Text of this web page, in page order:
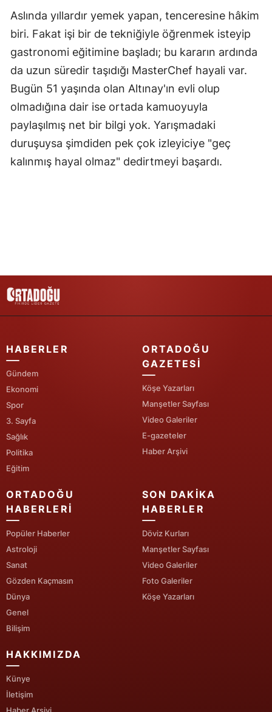
Tekirdağ
Tokat
Trabzon
Tunceli
Şanlıurfa
Uşak
Van
Kırıkkale
Şırnak
Bartın
Ardahan
Iğdır
Karabük
Kilis
Osmaniye
Düzce
Aslında yıllardır yemek yapan, tenceresine hâkim
biri. Fakat işi bir de tekniğiyle öğrenmek isteyip
gastronomi eğitimine başladı; bu kararın ardında
da uzun süredir taşıdığı MasterChef hayali var.
Bugün 51 yaşında olan Altınay'ın evli olup
olmadığına dair ise ortada kamuoyuyla
paylaşılmış net bir bilgi yok. Yarışmadaki
duruşuysa şimdiden pek çok izleyiciye "geç
kalınmış hayal olmaz" dedirtmeyi başardı.
HABERLER
Gündem
Ekonomi
Spor
3. Sayfa
Sağlık
Politika
Eğitim
ORTADOĞU
GAZETESI
Köşe Yazarları
Manşetler Sayfası
Video Galeriler
E-gazeteler
Haber Arşivi
ORTADOĞU
HABERLERI
Popüler Haberler
Astroloji
Sanat
Gözden Kaçmasın
Dünya
Genel
Bilişim
SON DAKIKA
HABERLER
Döviz Kurları
Manşetler Sayfası
Video Galeriler
Foto Galeriler
Köşe Yazarları
HAKKIMIZDA
Künye
İletişim